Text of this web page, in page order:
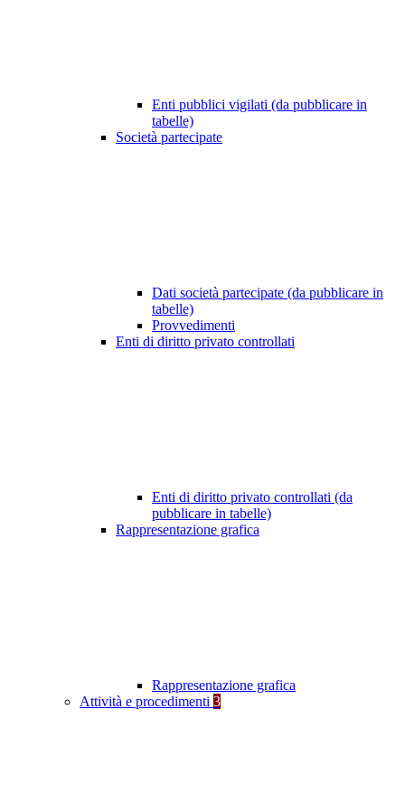
Enti pubblici vigilati (da pubblicare in
tabelle)
Società partecipate
Dati società partecipate (da pubblicare in
tabelle)
Provvedimenti
Enti di diritto privato controllati
Enti di diritto privato controllati (da
pubblicare in tabelle)
Rappresentazione grafica
Rappresentazione grafica
Attività e procedimenti 3